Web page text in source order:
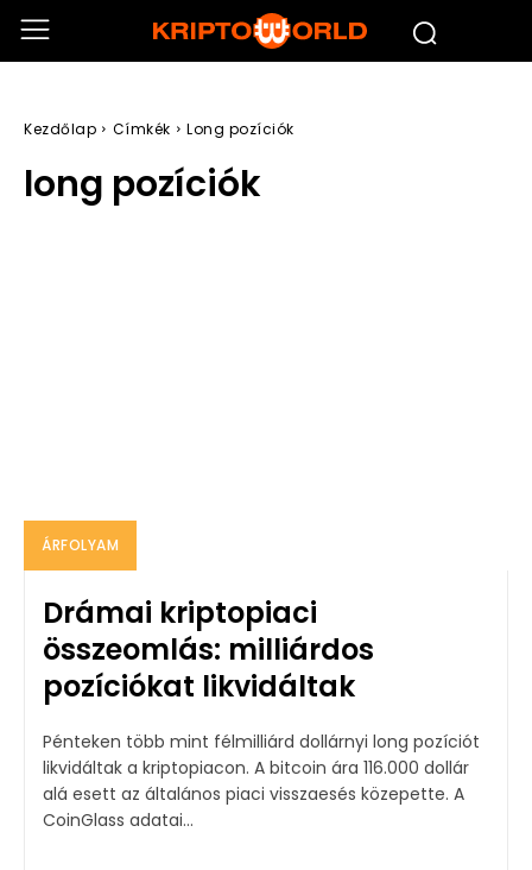
Kezdőlap Címkék Long pozíciók
long pozíciók
ÁRFOLYAM
Drámai kriptopiaci
összeomlás: milliárdos
pozíciókat likvidáltak
Pénteken több mint félmilliárd dollárnyi long pozíciót
likvidáltak a kriptopiacon. A bitcoin ára 116.000 dollár
alá esett az általános piaci visszaesés közepette. A
CoinGlass adatai...